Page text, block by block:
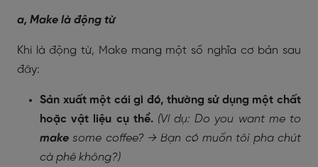
a, Make là động từ
Khi là động từ, Make mang một số nghĩa cơ bản sau
đây:
Sản xuất một cái gì đó, thường sử dụng một chất
hoặc vật liệu cụ thể. (Ví dụ: Do you want me to
make some coffee? → Bạn có muốn tôi pha chút
cà phê không?)